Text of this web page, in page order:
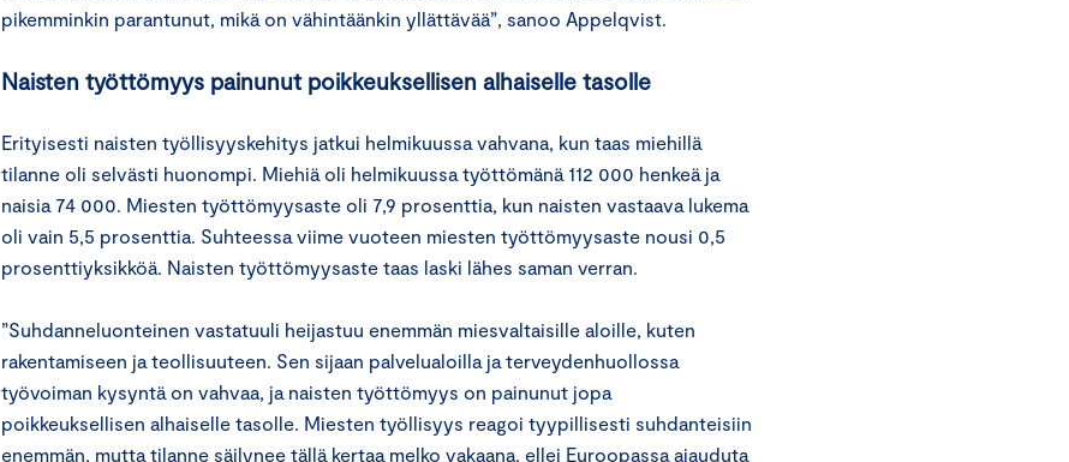
pikemminkin parantunut, mikä on vähintäänkin yllättävää”, sanoo Appelqvist.
Naisten työttömyys painunut poikkeuksellisen alhaiselle tasolle
Erityisesti naisten työllisyyskehitys jatkui helmikuussa vahvana, kun taas miehillä
tilanne oli selvästi huonompi. Miehiä oli helmikuussa työttömänä 112 000 henkeä ja
naisia 74 000. Miesten työttömyysaste oli 7,9 prosenttia, kun naisten vastaava lukema
oli vain 5,5 prosenttia. Suhteessa viime vuoteen miesten työttömyysaste nousi 0,5
prosenttiyksikköä. Naisten työttömyysaste taas laski lähes saman verran.
”Suhdanneluonteinen vastatuuli heijastuu enemmän miesvaltaisille aloille, kuten
rakentamiseen ja teollisuuteen. Sen sijaan palvelualoilla ja terveydenhuollossa
työvoiman kysyntä on vahvaa, ja naisten työttömyys on painunut jopa
poikkeuksellisen alhaiselle tasolle. Miesten työllisyys reagoi tyypillisesti suhdanteisiin
enemmän, mutta tilanne säilynee tällä kertaa melko vakaana, ellei Euroopassa ajauduta